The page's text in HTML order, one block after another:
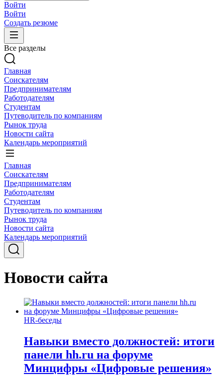
Войти
Войти
Создать резюме
Все разделы
Главная
Соискателям
Предпринимателям
Работодателям
Студентам
Путеводитель по компаниям
Рынок труда
Новости сайта
Календарь мероприятий
Главная
Соискателям
Предпринимателям
Работодателям
Студентам
Путеводитель по компаниям
Рынок труда
Новости сайта
Календарь мероприятий
Новости сайта
HR-беседы
Навыки вместо должностей: итоги
панели hh.ru на форуме
Минцифры «Цифровые решения»